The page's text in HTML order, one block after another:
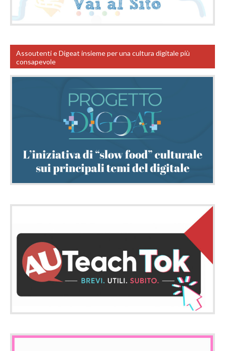
Assoutenti e Digeat insieme per una cultura digitale più
consapevole